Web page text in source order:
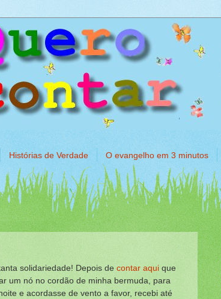
Histórias de Verdade O evangelho em 3 minutos
solidariedade! Depois de contar aqui que
um nó no cordão de minha bermuda, para
e acordasse de vento a favor, recebi até